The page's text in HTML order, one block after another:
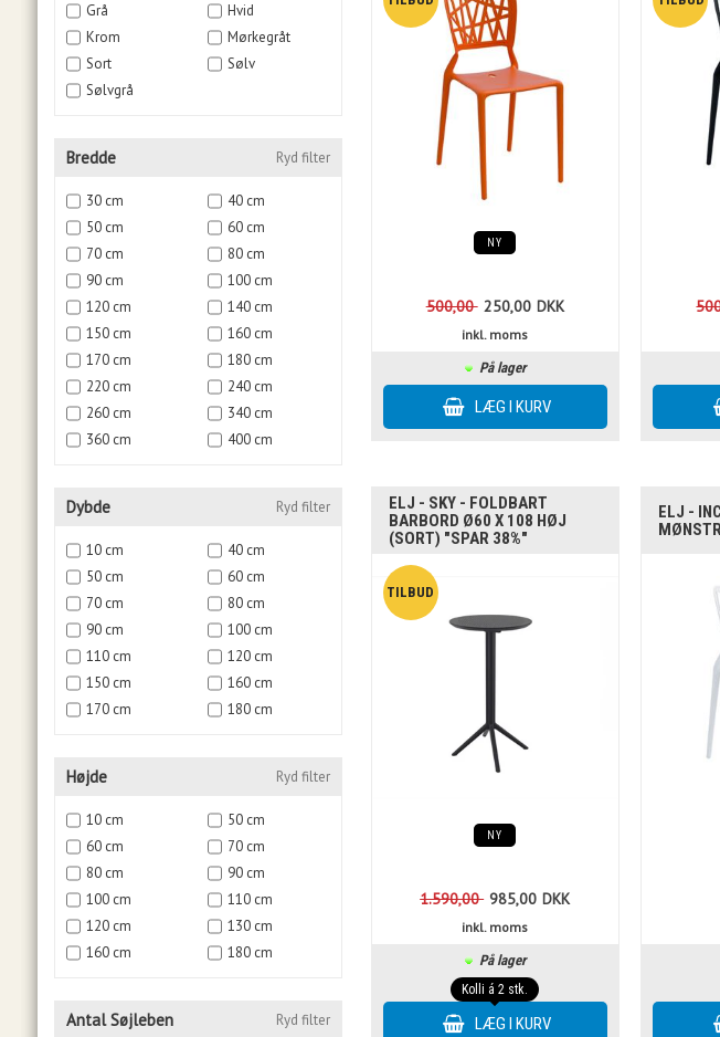
Grå
Hvid
Krom
Mørkegråt
Sort
Sølv
Sølvgrå
Bredde Ryd filter
30 cm
40 cm
50 cm
60 cm
70 cm
80 cm
90 cm
100 cm
120 cm
140 cm
150 cm
160 cm
170 cm
180 cm
220 cm
240 cm
260 cm
340 cm
360 cm
400 cm
Dybde Ryd filter
10 cm
40 cm
50 cm
60 cm
70 cm
80 cm
90 cm
100 cm
110 cm
120 cm
150 cm
160 cm
170 cm
180 cm
Højde Ryd filter
10 cm
50 cm
60 cm
70 cm
80 cm
90 cm
100 cm
110 cm
120 cm
130 cm
160 cm
180 cm
Antal Søjleben Ryd filter
NY
500,00 250,00 DKK
inkl. moms
På lager
ELJ - SKY - FOLDBART
BARBORD Ø60 X 108 HØJ
(SORT) "SPAR 38%"
NY
1.590,00 985,00 DKK
inkl. moms
På lager
Kolli á 2 stk.
ELJ -